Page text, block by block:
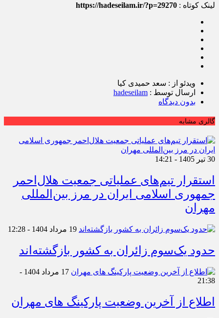
لینک کوتاه : https://hadeseilam.ir/?p=29270
ویدئو از : سعد حمیدی کیا
ارسال توسط : hadeseilam
بدون دیدگاه
گالری مشابه
30 تیر 1405 - 14:21
استقرار تیم‌های عملیاتی جمعیت هلال‌احمر
جمهوری اسلامی ایران در مرز بین‌المللی
مهران
19 مرداد 1404 - 12:28
حدود یک‌سوم زائران به کشور بازگشته‌اند
17 مرداد 1404 -
21:38
اطلاع از آخرین وضعیت پارکینگ های مهران